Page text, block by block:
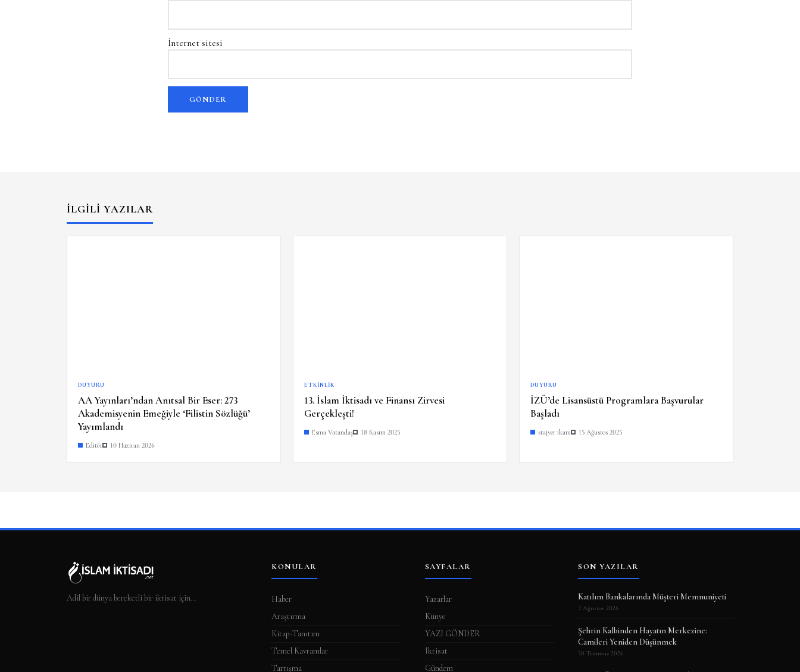
İnternet sitesi
İLGILI YAZILAR
DUYURU
AA Yayınları’ndan Anıtsal Bir Eser: 273
Akademisyenin Emeğiyle ‘Filistin Sözlüğü’
Yayımlandı
Editör 10 Haziran 2026
ETKINLIK
13. İslam İktisadı ve Finansı Zirvesi
Gerçekleşti!
Esma Vatandaş 18 Kasım 2025
DUYURU
İZÜ’de Lisansüstü Programlara Başvurular
Başladı
stajyer ikam 15 Ağustos 2025
Adil bir dünya bereketli bir iktisat için…
KONULAR
Haber
Araştırma
Kitap-Tanıtım
Temel Kavramlar
Tartışma
SAYFALAR
Yazarlar
Künye
YAZI GÖNDER
İktisat
Gündem
SON YAZILAR
Katılım Bankalarında Müşteri Memnuniyeti
3 Ağustos 2026
Şehrin Kalbinden Hayatın Merkezine:
Camileri Yeniden Düşünmek
30 Temmuz 2026